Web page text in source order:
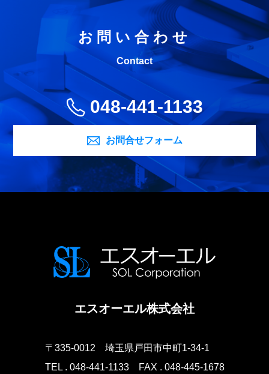
お問い合わせ
Contact
048-441-1133
お問合せフォーム
エスオーエル株式会社
〒335-0012 埼玉県戸田市中町1-34-1
TEL . 048-441-1133
FAX . 048-445-1678